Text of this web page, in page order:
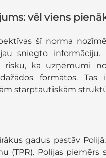
vēl viens
šī norma
sniegto
risku, ka uzņēmumi
formātos.
starptautiskām
gadus pastāv
(TPR). Polijas